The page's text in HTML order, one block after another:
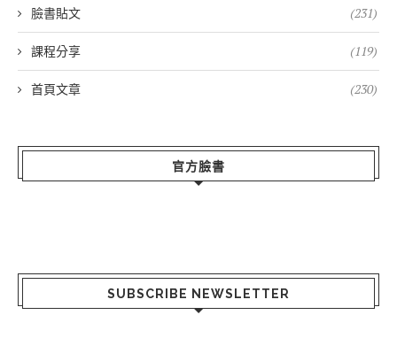
臉書貼文 (231)
課程分享 (119)
首頁文章 (230)
官方臉書
SUBSCRIBE NEWSLETTER